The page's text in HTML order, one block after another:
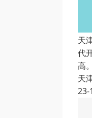
天
代
高
天
23-